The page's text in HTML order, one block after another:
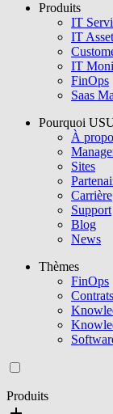
USU GmbH
Produits
IT
IT
IT
FinOps
Saas
Pourquoi
À
Sites
Carrière
Support
Blog
News
Thèmes
FinOps
Produits